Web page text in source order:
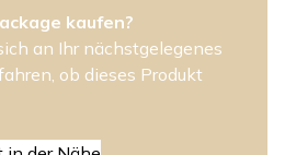
kaufen?
an Ihr nächstgelegenes
ob dieses Produkt